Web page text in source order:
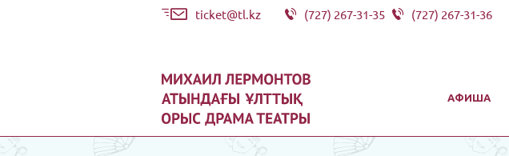
ticket@tl.kz (727) 267-31-35 (727) 267-31-36
АФИША